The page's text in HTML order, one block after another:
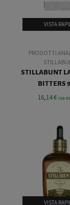
VISTA
PRODOTTI
STILLABUNT
BITTERS
16,14€ iva
VISTA